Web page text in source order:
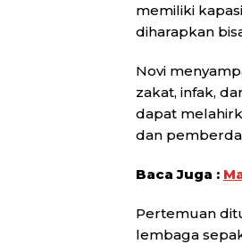
memiliki
diharapkan
Novi
zakat, infak,
dapat
dan
Baca Juga :
Pertemuan
lembaga